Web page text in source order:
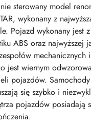
sterowany model
wykonany z
Pojazd wykonany jest
ABS oraz najwyższej
mechanicznych
jest wiernym
pojazdów.
się szybko i
pojazdów posiadają